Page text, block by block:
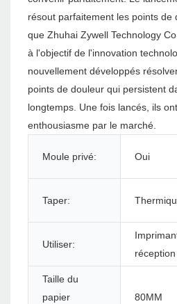
résout parfaitement les points de
que Zhuhai Zywell Technology
à l'objectif de l'innovation
nouvellement développés
points de douleur qui persistent
longtemps. Une fois lancés, ils
enthousiasme par le marché.
Moule privé: Oui
Taper:
Utiliser:
réception
Taille du
papier
80MM